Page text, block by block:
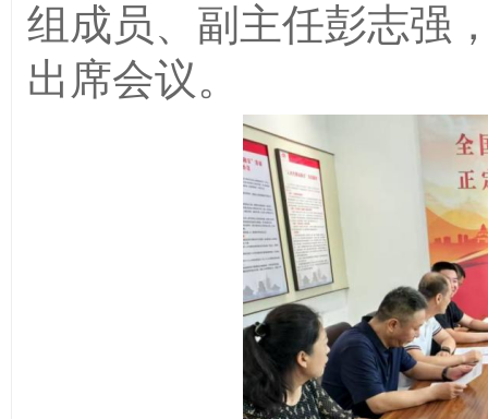
组成员、副主任彭志强
出席会议。